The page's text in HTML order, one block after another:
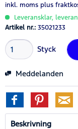
inkl. moms plus
Leveransklar,
Artikel nr.: 35021233
Styck
Meddelanden
Beskrivning